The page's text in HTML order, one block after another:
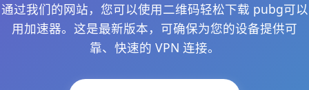
通过我们的网站，您可以使用二维码轻松下载 pubg可以
用加速器。这是最新版本，可确保为您的设备提供可
靠、快速的 VPN 连接。